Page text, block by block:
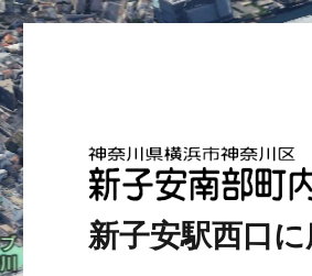
新子安駅西口